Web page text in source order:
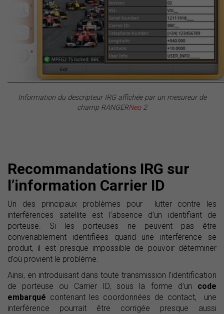
Information du descripteur IRG affichée par un mesureur de
champ RANGERNeo2
Recommandations IRG sur
l’information Carrier ID
Un des principaux problèmes pour lutter contre les
interférences satellite est l’absence d’un identifiant de
porteuse. Si les porteuses ne peuvent pas être
convenablement identifiées quand une interférence se
produit, il est presque impossible de pouvoir déterminer
d’où provient le problème.
Ainsi, en introduisant dans toute transmission l’identification
de porteuse ou Carrier ID, sous la forme d’un code
embarqué contenant les coordonnées de contact, une
interférence pourrait être corrigée presque aussi